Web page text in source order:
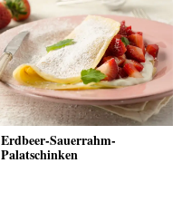
Erdbeer-Sauerrahm-
Palatschinken